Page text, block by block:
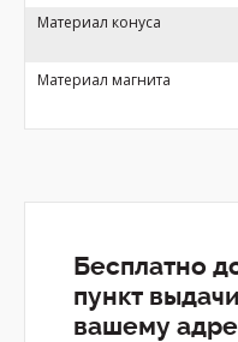
Материал конуса
Материал магнита
Бесплатно
пункт
вашему